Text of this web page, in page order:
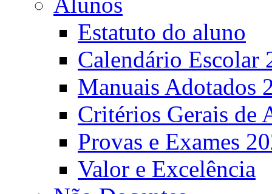
Estatuto do aluno
Calendário Escolar
Manuais Adotados
Critérios Gerais de
Provas e Exames
Valor e Excelência